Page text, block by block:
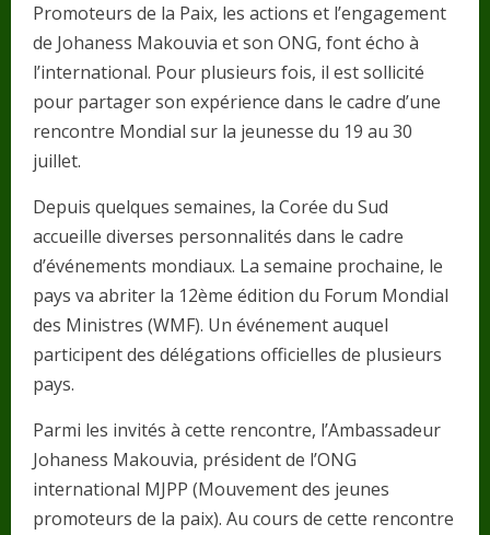
Promoteurs de la Paix, les actions et l’engagement
de Johaness Makouvia et son ONG, font écho à
l’international. Pour plusieurs fois, il est sollicité
pour partager son expérience dans le cadre d’une
rencontre Mondial sur la jeunesse du 19 au 30
juillet.
Depuis quelques semaines, la Corée du Sud
accueille diverses personnalités dans le cadre
d’événements mondiaux. La semaine prochaine, le
pays va abriter la 12ème édition du Forum Mondial
des Ministres (WMF). Un événement auquel
participent des délégations officielles de plusieurs
pays.
Parmi les invités à cette rencontre, l’Ambassadeur
Johaness Makouvia, président de l’ONG
international MJPP (Mouvement des jeunes
promoteurs de la paix). Au cours de cette rencontre